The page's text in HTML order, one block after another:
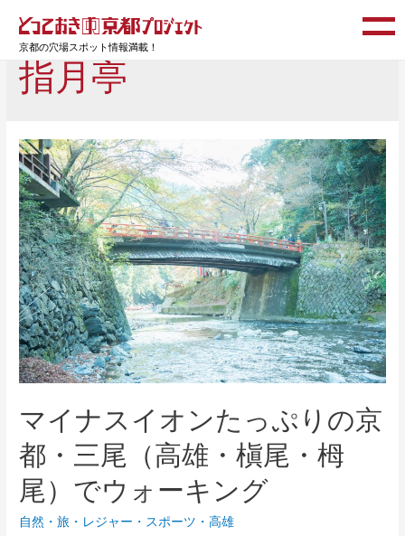
京都の穴場スポット情報満載！
指月亭
マイナスイオンたっぷりの京
都・三尾（高雄・槇尾・栂
尾）でウォーキング
自然 ・旅・レジャー ・ スポーツ ・高雄